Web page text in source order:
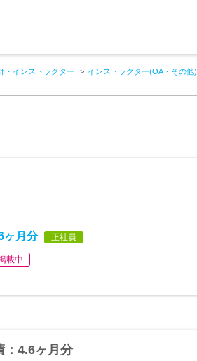
・インストラクター インストラクター(OA・その他)
ヶ月分 正社員
載中
：4.6ヶ月分